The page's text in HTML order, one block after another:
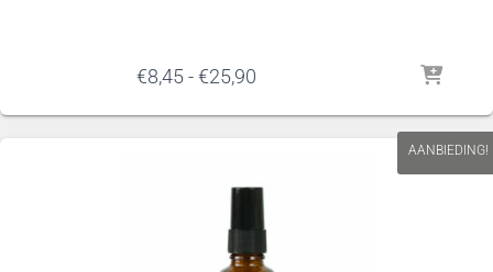
€8,45-€25,90
tot
AANBIEDING!